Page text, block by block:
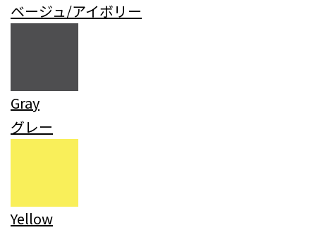
ベージュ/アイボリー
Gray
グレー
Yellow